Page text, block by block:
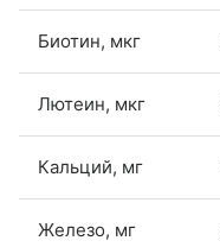
Биотин, мкг
Лютеин, мкг
Кальций, мг
Железо, мг